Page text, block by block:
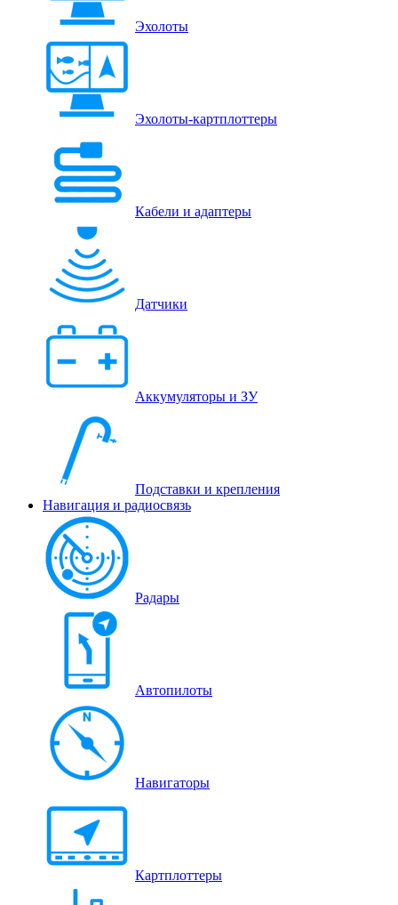
Эхолоты
Эхолоты-картплоттеры
Кабели и адаптеры
Датчики
Аккумуляторы и ЗУ
Подставки и крепления
Навигация и радиосвязь
Радары
Автопилоты
Навигаторы
Картплоттеры